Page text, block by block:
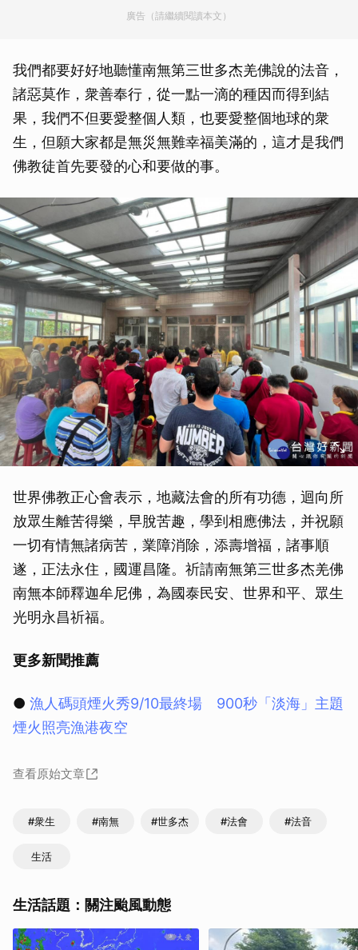
廣告（請繼續閱讀本文）
我們都要好好地聽懂南無第三世多杰羌佛說的法音，
諸惡莫作，衆善奉行，從一點一滴的種因而得到結
果，我們不但要愛整個人類，也要愛整個地球的衆
生，但願大家都是無災無難幸福美滿的，這才是我們
佛教徒首先要發的心和要做的事。
世界佛教正心會表示，地藏法會的所有功德，迴向所
放眾生離苦得樂，早脫苦趣，學到相應佛法，并祝願
一切有情無諸病苦，業障消除，添壽增福，諸事順
遂，正法永住，國運昌隆。祈請南無第三世多杰羌佛
南無本師釋迦牟尼佛，為國泰民安、世界和平、眾生
光明永昌祈福。
更多新聞推薦
● 漁人碼頭煙火秀9/10最終場 900秒「淡海」主題
煙火照亮漁港夜空
查看原始文章
#衆生 #南無 #世多杰 #法會 #法音
生活
生活話題：關注颱風動態